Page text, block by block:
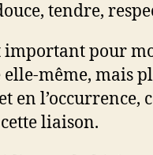
tendre,
important pour
même, mais
et en l’occurrence,
liaison.